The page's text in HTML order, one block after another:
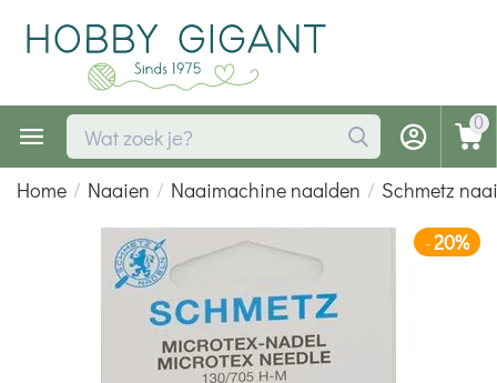
0
Home / Naaien / Naaimachine naalden / Schmetz
-20%